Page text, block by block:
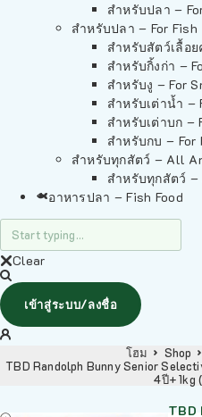
สำหรับปลา –
สำหรับปลา – For Fish
สำหรับสัตว์เลื้อ
สำหรับกิ้งก่า –
สำหรับงู – For
สำหรับเต่าน้ำ –
สำหรับเต่าบก –
สำหรับกบ – For
สำหรับทุกสัตว์ – All
สำหรับทุกสัตว์
อาหารปลา – Fish Food
Clear
เข้าสู่ระบบ/ลงชื่อ
โฮม Shop
TBD Randolph Bunny Senior
4ปี+ 1kg
TBD